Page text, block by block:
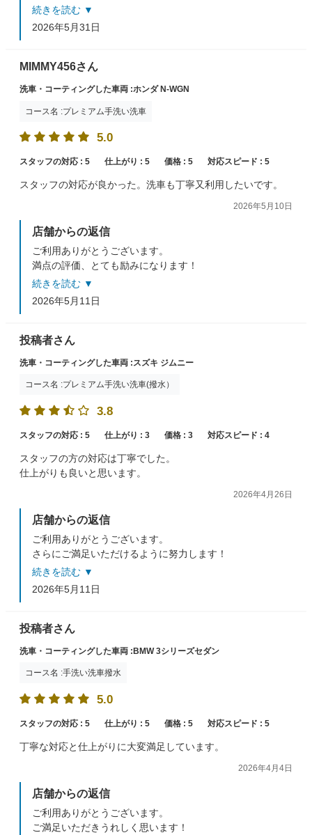
ないよう、今後も努力してまいります！
またのご来店、スタッフ一同心よりお待ちしておりま
続きを読む ▼
2026年5月31日
MIMMY456さん
洗車・コーティングした車両 :ホンダ N-WGN
コース名 :プレミアム手洗い洗車
5.0
スタッフの対応 : 5 仕上がり : 5 価格 : 5 対応スピード : 5
スタッフの対応が良かった。洗車も丁寧又利用したいです。
2026年5月10日
店舗からの返信
ご利用ありがとうございます。
満点の評価、とても励みになります！
またのご利用、スタッフ一同心よりお待ちしておりま
続きを読む ▼
2026年5月11日
投稿者さん
洗車・コーティングした車両 :スズキ ジムニー
コース名 :プレミアム手洗い洗車(撥水）
3.8
スタッフの対応 : 5 仕上がり : 3 価格 : 3 対応スピード : 4
スタッフの方の対応は丁寧でした。
仕上がりも良いと思います。
2026年4月26日
店舗からの返信
ご利用ありがとうございます。
さらにご満足いただけるように努力します！
またのご来店をスタッフ一同心よりお待ちしておりま
続きを読む ▼
2026年5月11日
投稿者さん
洗車・コーティングした車両 :BMW 3シリーズセダン
コース名 :手洗い洗車撥水
5.0
スタッフの対応 : 5 仕上がり : 5 価格 : 5 対応スピード : 5
丁寧な対応と仕上がりに大変満足しています。
2026年4月4日
店舗からの返信
ご利用ありがとうございます。
ご満足いただきうれしく思います！